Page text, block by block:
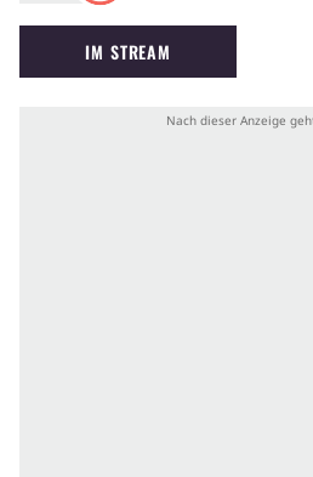
Major Legue-
seiner alten Schule
IM STREAM